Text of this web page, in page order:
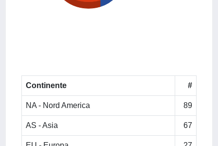
Continente #
NA - Nord America 89
AS - Asia 67